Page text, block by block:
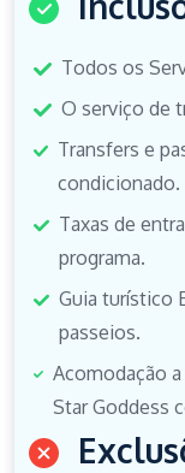
Todos os
O serviço de
Transfers e
condicionado.
Taxas de
programa.
Guia turístico
passeios.
Acomodação
Star Goddess